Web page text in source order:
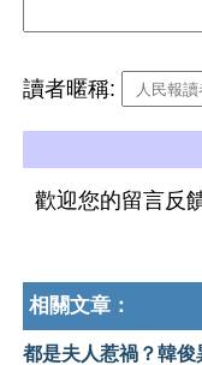
讀者暱稱:
歡迎您的留言反饋
相關文章：
都是夫人惹禍？韓